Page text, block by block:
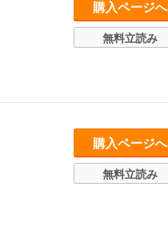
購入ページへ
無料立読み
購入ページへ
無料立読み